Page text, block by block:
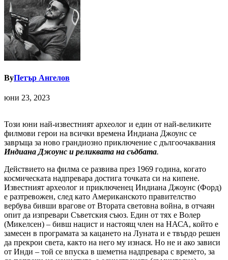
ByПетър Ангелов
юни 23, 2023
Този юни най-известният археолог и един от най-великите
филмови герои на всички времена Индиана Джоунс се
завръща за ново грандиозно приключение с дългоочаквания
Индиана Джоунс и реликвата на съдбата.
Действието на филма се развива през 1969 година, когато
космическата надпревара достига точката си на кипене.
Известният археолог и приключенец Индиана Джоунс (Форд)
е разтревожен, след като Американското правителство
вербува бивши врагове от Втората световна война, в отчаян
опит да изпревари Съветския съюз. Един от тях е Волер
(Микелсен) – бивш нацист и настоящ член на НАСА, който е
замесен в програмата за кацането на Луната и е твърдо решен
да прекрои света, както на него му изнася. Но не и ако зависи
от Инди – той се впуска в шеметна надпревара с времето, за